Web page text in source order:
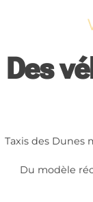
Des
Taxis des Dunes
Du modèle